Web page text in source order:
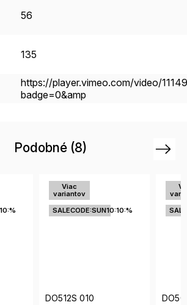
56
135
https://player.vimeo.com/video/
badge=0&amp
Podobné (8)
SALECODE:SUN10:10:%
DO504S 003
Next